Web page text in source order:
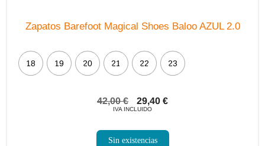
Zapatos Barefoot Magical Shoes Baloo AZUL 2.0
18 19 20 21 22 23
42,00€ 29,40 €
IVA INCLUIDO
Sin existencias